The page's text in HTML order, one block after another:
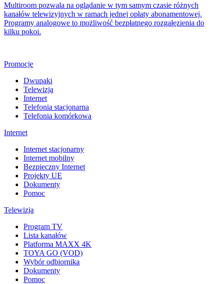
Multiroom pozwala na oglądanie w tym samym czasie różnych
kanałów telewizyjnych w ramach jednej opłaty abonamentowej.
Programy analogowe to możliwość bezpłatnego rozgałęzienia do
kilku pokoi.
Promocje
Dwupaki
Telewizja
Internet
Telefonia stacjonarna
Telefonia komórkowa
Internet
Internet stacjonarny
Internet mobilny
Bezpieczny Internet
Projekty UE
Dokumenty
Pomoc
Telewizja
Program TV
Lista kanałów
Platforma MAXX 4K
TOYA GO (VOD)
Wybór odbiornika
Dokumenty
Pomoc